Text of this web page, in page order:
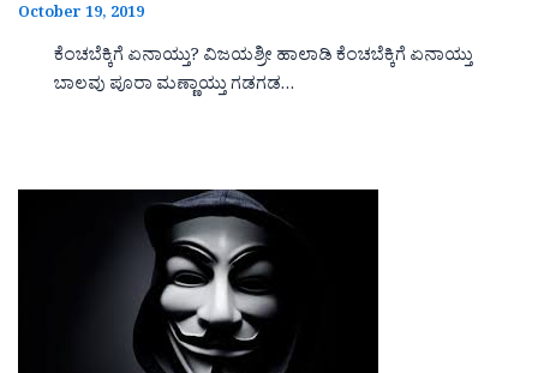
October 19, 2019
ಕೆಂಚಬೆಕ್ಕಿಗೆ ಏನಾಯ್ತು? ವಿಜಯಶ್ರೀ ಹಾಲಾಡಿ ಕೆಂಚಬೆಕ್ಕಿಗೆ ಏನಾಯ್ತು
ಬಾಲವು ಪೂರಾ ಮಣ್ಣಾಯ್ತು ಗಡಗಡ…